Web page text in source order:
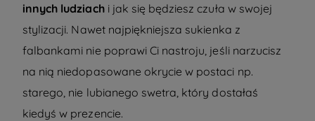
innych ludziachi jak się będziesz czuła w swojej
stylizacji. Nawet najpiękniejsza sukienka z
falbankami nie poprawi Ci nastroju, jeśli narzucisz
na nią niedopasowane okrycie w postaci np.
starego, nie lubianego swetra, który dostałaś
kiedyś w prezencie.